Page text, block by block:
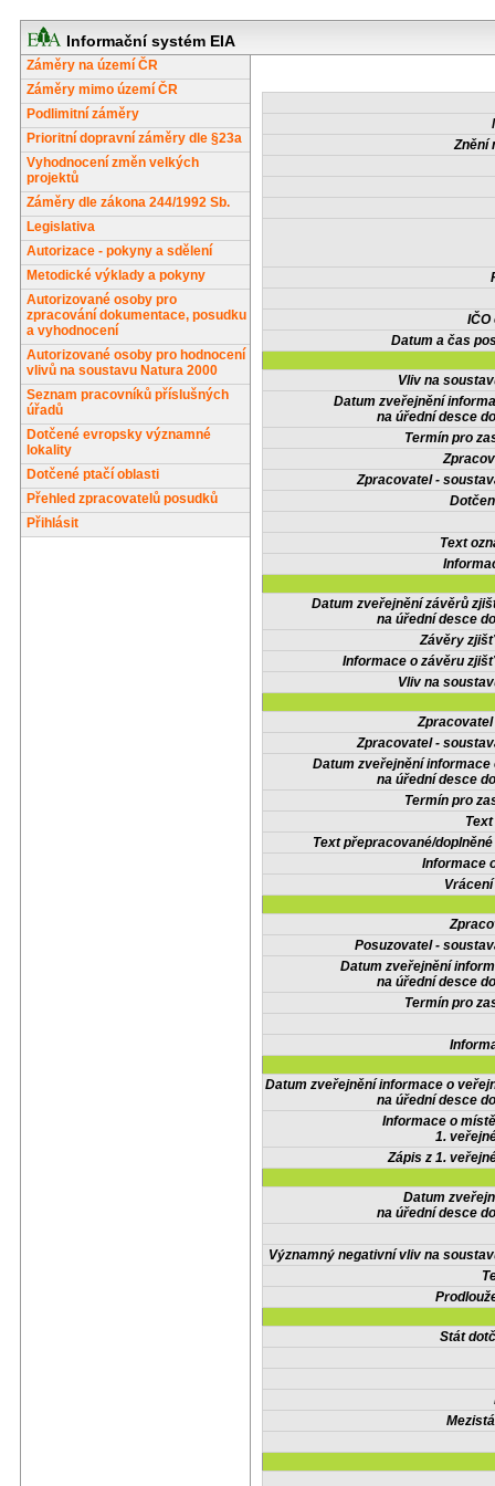
Informační systém EIA
Záměry na území ČR
Záměry mimo území ČR
Podlimitní záměry
Prioritní dopravní záměry dle §23a
Vyhodnocení změn velkých
projektů
Záměry dle zákona 244/1992 Sb.
Legislativa
Autorizace - pokyny a sdělení
Metodické výklady a pokyny
Autorizované osoby pro
zpracování dokumentace, posudku
a vyhodnocení
Autorizované osoby pro hodnocení
vlivů na soustavu Natura 2000
Seznam pracovníků příslušných
úřadů
Dotčené evropsky významné
lokality
Dotčené ptačí oblasti
Přehled zpracovatelů posudků
Přihlásit
Znění
IČO
Datum a čas
Vliv na
Datum zveřejnění
na úřední desce
Termín pro
Zpracovatel -
Text
Datum zveřejnění závěrů
na úřední desce
Závěry
Informace o závěru
Vliv na
Zpracovatel -
Datum zveřejnění informace
na úřední desce
Termín pro
Text přepracované/
Informace
Posuzovatel -
Datum zveřejnění
na úřední desce
Termín pro
Datum zveřejnění informace o
na úřední desce
Informace o
1.
Zápis z 1.
Datum
na úřední desce
Významný negativní vliv na
Stát